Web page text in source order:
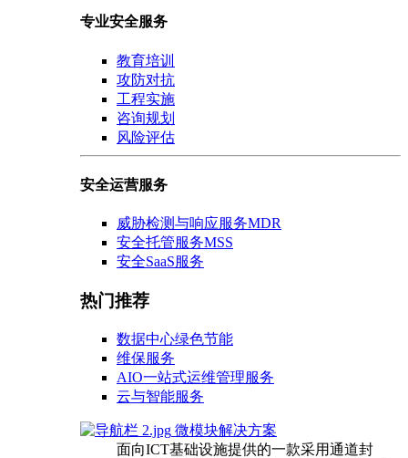
专业安全服务
教育培训
攻防对抗
工程实施
咨询规划
风险评估
安全运营服务
威胁检测与响应服务MDR
安全托管服务MSS
安全SaaS服务
热门推荐
数据中心绿色节能
维保服务
AIO一站式运维管理服务
云与智能服务
微模块解决方案
面向ICT基础设施提供的一款采用通道封